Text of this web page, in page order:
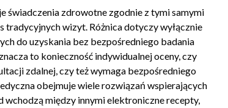
świadczenia zdrowotne zgodnie z tymi samymi
wizyt. Różnica dotyczy wyłącznie
do uzyskania bez bezpośredniego badania
to konieczność indywidualnej oceny, czy
zdalnej, czy też wymaga bezpośredniego
obejmuje wiele rozwiązań wspierających
między innymi elektroniczne recepty,